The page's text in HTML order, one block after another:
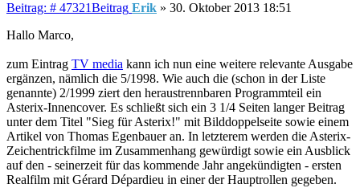
Beitrag: # 47321Beitrag Erik » 30. Oktober 2013 18:51
Hallo Marco,
zum Eintrag TV media kann ich nun eine weitere relevante Ausgabe
ergänzen, nämlich die 5/1998. Wie auch die (schon in der Liste
genannte) 2/1999 ziert den heraustrennbaren Programmteil ein
Asterix-Innencover. Es schließt sich ein 3 1/4 Seiten langer Beitrag
unter dem Titel "Sieg für Asterix!" mit Bilddoppelseite sowie einem
Artikel von Thomas Egenbauer an. In letzterem werden die Asterix-
Zeichentrickfilme im Zusammenhang gewürdigt sowie ein Ausblick
auf den - seinerzeit für das kommende Jahr angekündigten - ersten
Realfilm mit Gérard Dépardieu in einer der Hauptrollen gegeben.